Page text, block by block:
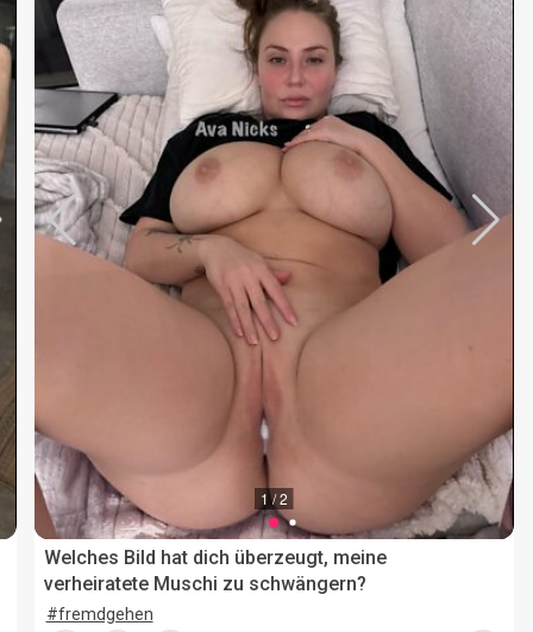
1 / 2
Welches Bild hat dich überzeugt, meine
verheiratete Muschi zu schwängern?
#fremdgehen